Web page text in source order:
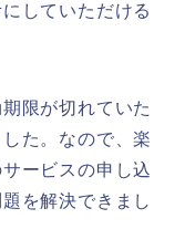
していただける
限が切れていた
た。なので、楽
ービスの申し込
を解決できまし